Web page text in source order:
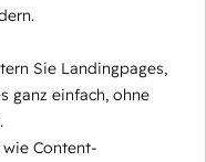
Sie Landingpages,
ganz einfach, ohne
Content-